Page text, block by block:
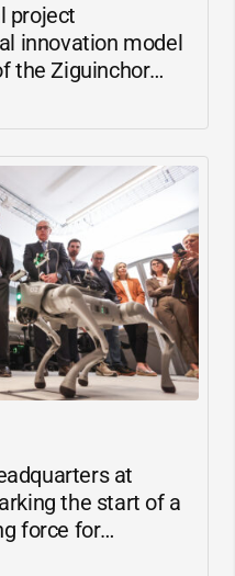
project
innovation model
the Ziguinchor
at
the start of a
force for
in